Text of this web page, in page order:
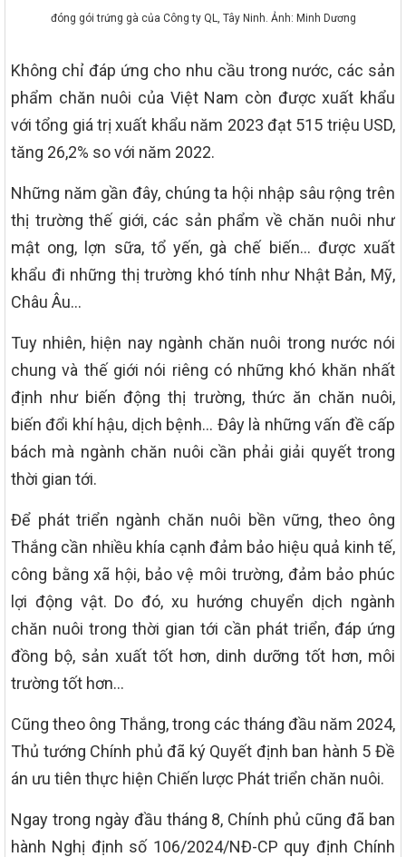
đóng gói trứng gà của Công ty QL, Tây Ninh. Ảnh: Minh Dương
Không chỉ đáp ứng cho nhu cầu trong nước, các sản
phẩm chăn nuôi của Việt Nam còn được xuất khẩu
với tổng giá trị xuất khẩu năm 2023 đạt 515 triệu USD,
tăng 26,2% so với năm 2022.
Những năm gần đây, chúng ta hội nhập sâu rộng trên
thị trường thế giới, các sản phẩm về chăn nuôi như
mật ong, lợn sữa, tổ yến, gà chế biến… được xuất
khẩu đi những thị trường khó tính như Nhật Bản, Mỹ,
Châu Âu…
Tuy nhiên, hiện nay ngành chăn nuôi trong nước nói
chung và thế giới nói riêng có những khó khăn nhất
định như biến động thị trường, thức ăn chăn nuôi,
biến đổi khí hậu, dịch bệnh… Đây là những vấn đề cấp
bách mà ngành chăn nuôi cần phải giải quyết trong
thời gian tới.
Để phát triển ngành chăn nuôi bền vững, theo ông
Thắng cần nhiều khía cạnh đảm bảo hiệu quả kinh tế,
công bằng xã hội, bảo vệ môi trường, đảm bảo phúc
lợi động vật. Do đó, xu hướng chuyển dịch ngành
chăn nuôi trong thời gian tới cần phát triển, đáp ứng
đồng bộ, sản xuất tốt hơn, dinh dưỡng tốt hơn, môi
trường tốt hơn…
Cũng theo ông Thắng, trong các tháng đầu năm 2024,
Thủ tướng Chính phủ đã ký Quyết định ban hành 5 Đề
án ưu tiên thực hiện Chiến lược Phát triển chăn nuôi.
Ngay trong ngày đầu tháng 8, Chính phủ cũng đã ban
hành Nghị định số 106/2024/NĐ-CP quy định Chính